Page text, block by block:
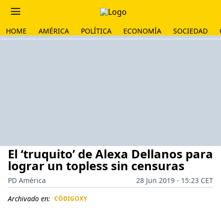
HOME AMÉRICA POLÍTICA ECONOMÍA SOCIEDAD
El ‘truquito’ de Alexa Dellanos para
lograr un topless sin censuras
PD América
28 Jun 2019 - 15:23 CET
Archivado en: CÓDIGOXY